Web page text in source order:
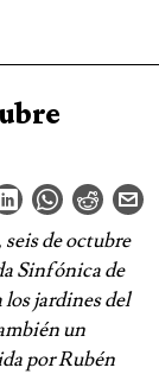
de octubre
Sinfónica de
los jardines del
un
por Rubén